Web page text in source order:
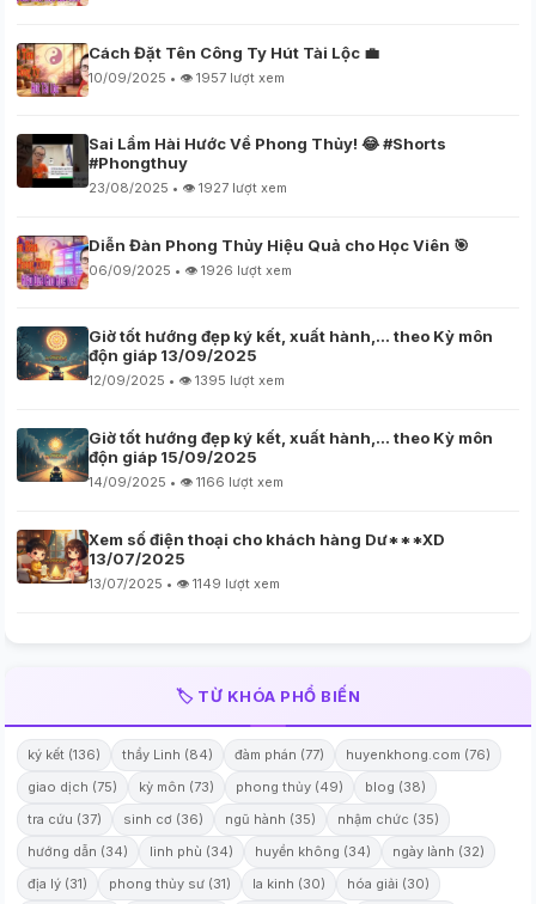
Cách Đặt Tên Công Ty Hút Tài Lộc 💼
10/09/2025 • 👁️ 1957 lượt xem
Sai Lầm Hài Hước Về Phong Thủy! 😂 #Shorts
#Phongthuy
23/08/2025 • 👁️ 1927 lượt xem
Diễn Đàn Phong Thủy Hiệu Quả cho Học Viên 🎯
06/09/2025 • 👁️ 1926 lượt xem
Giờ tốt hướng đẹp ký kết, xuất hành,… theo Kỳ môn
độn giáp 13/09/2025
12/09/2025 • 👁️ 1395 lượt xem
Giờ tốt hướng đẹp ký kết, xuất hành,… theo Kỳ môn
độn giáp 15/09/2025
14/09/2025 • 👁️ 1166 lượt xem
Xem số điện thoại cho khách hàng Dư***XD
13/07/2025
13/07/2025 • 👁️ 1149 lượt xem
🏷️ TỪ KHÓA PHỔ BIẾN
ký kết (136) thầy Linh (84) đàm phán (77)
huyenkhong.com (76)
giao dịch (75)
kỳ môn (73) phong thủy (49)
blog (38)
tra cứu (37)
sinh cơ (36) ngũ hành (35)
nhậm chức (35)
hướng dẫn (34)
linh phù (34) huyền không (34)
ngày lành (32)
địa lý (31)
phong thủy sư (31) la kinh (30)
hóa giải (30)